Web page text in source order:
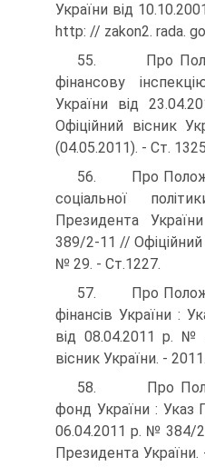
України від
http: // zakon2. rada.
55. Про
фінансову
України від
Офіційний вісник
(04.05.2011). - Ст.
56. Про
соціальної
Президента
389/2-11 // Офіційний
№ 29. - Ст.1227.
57. Про
фінансів України :
від 08.04.2011 р. №
вісник України. -
58. Про
фонд України : Указ
06.04.2011 р. № 384/
Президента